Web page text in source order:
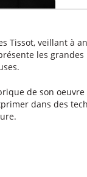
Tissot, veillant à
les
de son
dans des